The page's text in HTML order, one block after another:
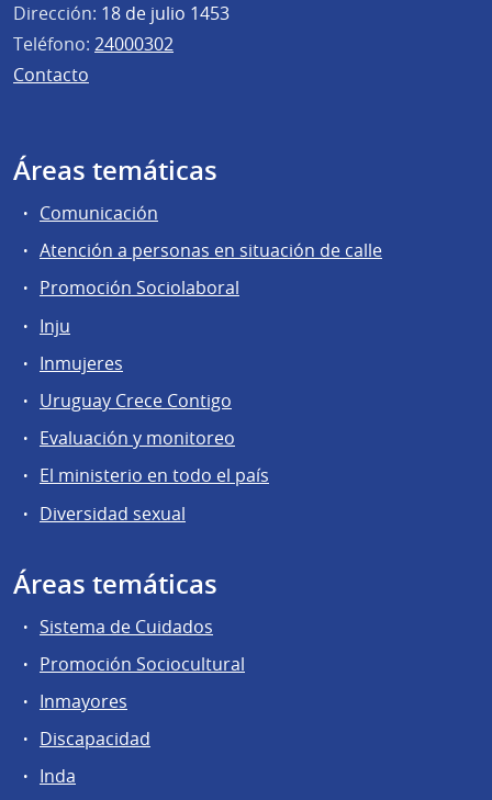
Dirección: 18 de julio 1453
Teléfono: 24000302
Contacto
Áreas temáticas
Comunicación
Atención a personas en situación de calle
Promoción Sociolaboral
Inju
Inmujeres
Uruguay Crece Contigo
Evaluación y monitoreo
El ministerio en todo el país
Diversidad sexual
Áreas temáticas
Sistema de Cuidados
Promoción Sociocultural
Inmayores
Discapacidad
Inda